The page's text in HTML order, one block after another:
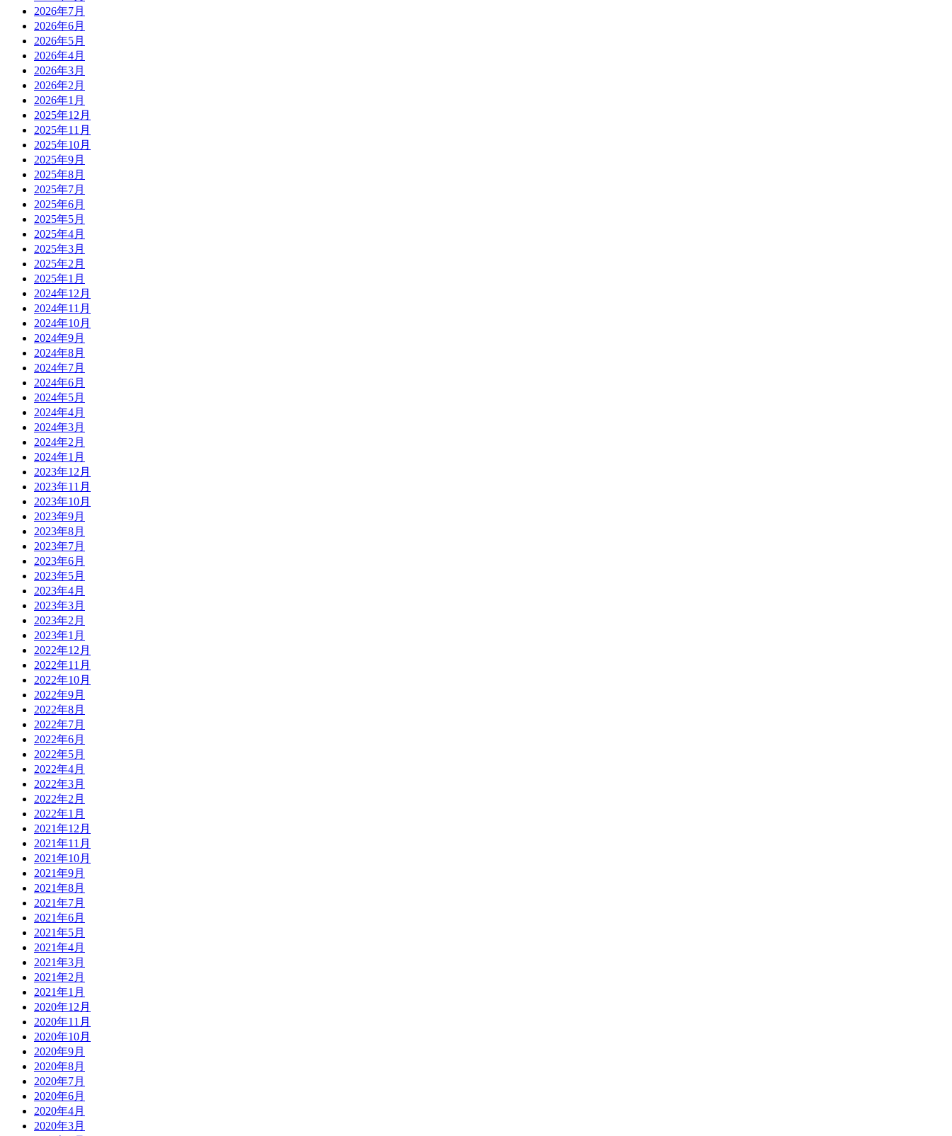
2026年7月
2026年6月
2026年5月
2026年4月
2026年3月
2026年2月
2026年1月
2025年12月
2025年11月
2025年10月
2025年9月
2025年8月
2025年7月
2025年6月
2025年5月
2025年4月
2025年3月
2025年2月
2025年1月
2024年12月
2024年11月
2024年10月
2024年9月
2024年8月
2024年7月
2024年6月
2024年5月
2024年4月
2024年3月
2024年2月
2024年1月
2023年12月
2023年11月
2023年10月
2023年9月
2023年8月
2023年7月
2023年6月
2023年5月
2023年4月
2023年3月
2023年2月
2023年1月
2022年12月
2022年11月
2022年10月
2022年9月
2022年8月
2022年7月
2022年6月
2022年5月
2022年4月
2022年3月
2022年2月
2022年1月
2021年12月
2021年11月
2021年10月
2021年9月
2021年8月
2021年7月
2021年6月
2021年5月
2021年4月
2021年3月
2021年2月
2021年1月
2020年12月
2020年11月
2020年10月
2020年9月
2020年8月
2020年7月
2020年6月
2020年4月
2020年3月